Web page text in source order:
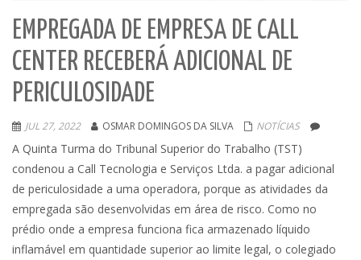
EMPREGADA DE EMPRESA DE CALL
CENTER RECEBERÁ ADICIONAL DE
PERICULOSIDADE
JUL 27, 2022 OSMAR DOMINGOS DA SILVA NOTÍCIAS
A Quinta Turma do Tribunal Superior do Trabalho (TST)
condenou a Call Tecnologia e Serviços Ltda. a pagar adicional
de periculosidade a uma operadora, porque as atividades da
empregada são desenvolvidas em área de risco. Como no
prédio onde a empresa funciona fica armazenado líquido
inflamável em quantidade superior ao limite legal, o colegiado